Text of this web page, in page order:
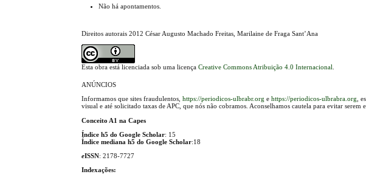
Não há apontamentos.
Direitos autorais 2012 César Augusto Machado Freitas, Marilaine de Fraga Sant’Ana
Esta obra está licenciada sob uma licençaCreative Commons Atribuição 4.0 Internacional
ANÚNCIOS
Informamos que sites fraudulentos,https://periodicos-ulbrabr.org ehttps://periodicos-ulbrabra.org ,
visual e até solicitado taxas de APC, que nós não cobramos. Aconselhamos cautela para evitar serem
Conceito A1 na Capes
Índice h5 do Google Scholar: 15
Índice mediana h5 do Google Scholar:18
eISSN: 2178-7727
Indexações: